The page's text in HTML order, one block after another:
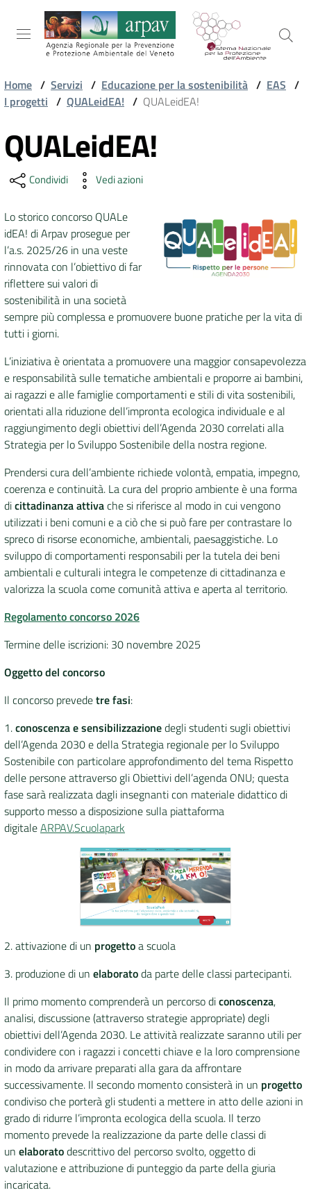
Salta al contenuto
Salta alla navigazione
Salta al footer
ARPAV
TEMI
AMBIENTALI
TERRITORIO
SERVIZI
DATI
AMBIENTALI
Seguici
su
Home / Servizi / Educazione per la sostenibilità / EAS /
I progetti / QUALeidEA! / QUALeidEA!
Vai al contenuto
QUALeidEA!
Condividi Vedi azioni
Lo storico concorso QUALe
idEA! di Arpav prosegue per
l’a.s. 2025/26 in una veste
rinnovata con l’obiettivo di far
riflettere sui valori di
sostenibilità in una società
sempre più complessa e promuovere buone pratiche per la vita di
tutti i giorni.
L’iniziativa è orientata a promuovere una maggior consapevolezza
e responsabilità sulle tematiche ambientali e proporre ai bambini,
ai ragazzi e alle famiglie comportamenti e stili di vita sostenibili,
orientati alla riduzione dell’impronta ecologica individuale e al
raggiungimento degli obiettivi dell’Agenda 2030 correlati alla
Strategia per lo Sviluppo Sostenibile della nostra regione.
Prendersi cura dell’ambiente richiede volontà, empatia, impegno,
coerenza e continuità. La cura del proprio ambiente è una forma
dicittadinanza attivache si riferisce al modo in cui vengono
utilizzati i beni comuni e a ciò che si può fare per contrastare lo
spreco di risorse economiche, ambientali, paesaggistiche. Lo
sviluppo di comportamenti responsabili per la tutela dei beni
ambientali e culturali integra le competenze di cittadinanza e
valorizza la scuola come comunità attiva e aperta al territorio.
Regolamento concorso 2026
Termine delle iscrizioni: 30 novembre 2025
Oggetto del concorso
Il concorso prevedetre fasi:
1.conoscenza e sensibilizzazionedegli studenti sugli obiettivi
dell’Agenda 2030 e della Strategia regionale per lo Sviluppo
Sostenibile con particolare approfondimento del tema Rispetto
delle persone attraverso gli Obiettivi dell’agenda ONU; questa
fase sarà realizzata dagli insegnanti con materiale didattico di
supporto messo a disposizione sulla piattaforma
digitaleARPAV.Scuolapark
2. attivazione di un progettoa scuola
3. produzione di un elaboratoda parte delle classi partecipanti.
Il primo momento comprenderà un percorso diconoscenza,
analisi, discussione (attraverso strategie appropriate) degli
obiettivi dell’Agenda 2030. Le attività realizzate saranno utili per
condividere con i ragazzi i concetti chiave e la loro comprensione
in modo da arrivare preparati alla gara da affrontare
successivamente. Il secondo momento consisterà in un progetto
condiviso che porterà gli studenti a mettere in atto delle azioni in
grado di ridurre l’impronta ecologica della scuola. Il terzo
momento prevede la realizzazione da parte delle classi di
un elaboratodescrittivo del percorso svolto, oggetto di
valutazione e attribuzione di punteggio da parte della giuria
incaricata.